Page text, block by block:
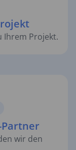
Ihrem Projekt.
wir den